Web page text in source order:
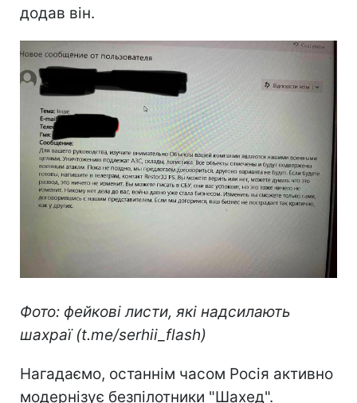
додав він.
Фото: фейкові листи, які надсилають
шахраї (t.me/serhii_flash)
Нагадаємо, останнім часом Росія активно
модернізує безпілотники "Шахед".